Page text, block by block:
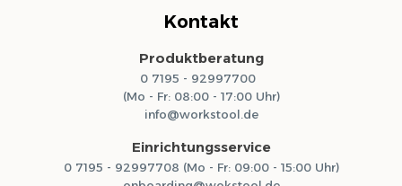
Kontakt
Produktberatung
0 7195 - 92997700
(Mo - Fr: 08:00 - 17:00 Uhr)
info@workstool.de
Einrichtungsservice
0 7195 - 92997708 (Mo - Fr: 09:00 - 15:00 Uhr)